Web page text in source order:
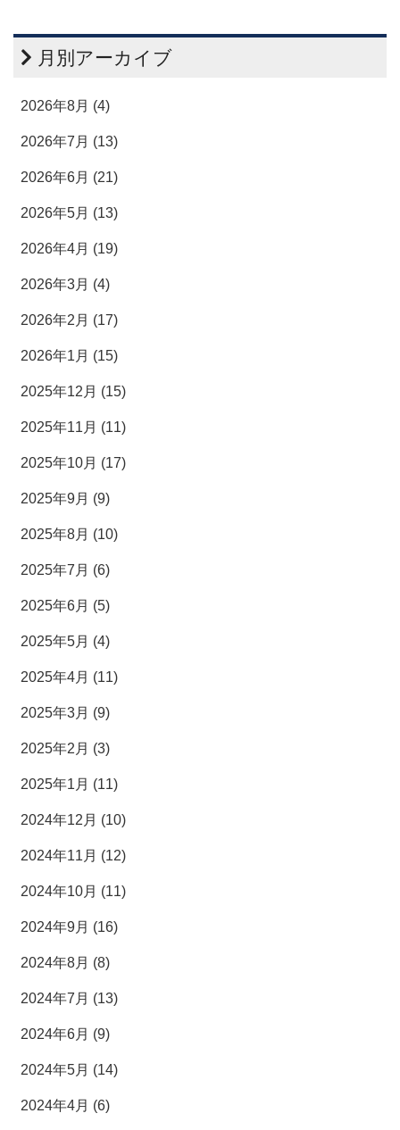
月別アーカイブ
2026年8月 (4)
2026年7月 (13)
2026年6月 (21)
2026年5月 (13)
2026年4月 (19)
2026年3月 (4)
2026年2月 (17)
2026年1月 (15)
2025年12月 (15)
2025年11月 (11)
2025年10月 (17)
2025年9月 (9)
2025年8月 (10)
2025年7月 (6)
2025年6月 (5)
2025年5月 (4)
2025年4月 (11)
2025年3月 (9)
2025年2月 (3)
2025年1月 (11)
2024年12月 (10)
2024年11月 (12)
2024年10月 (11)
2024年9月 (16)
2024年8月 (8)
2024年7月 (13)
2024年6月 (9)
2024年5月 (14)
2024年4月 (6)